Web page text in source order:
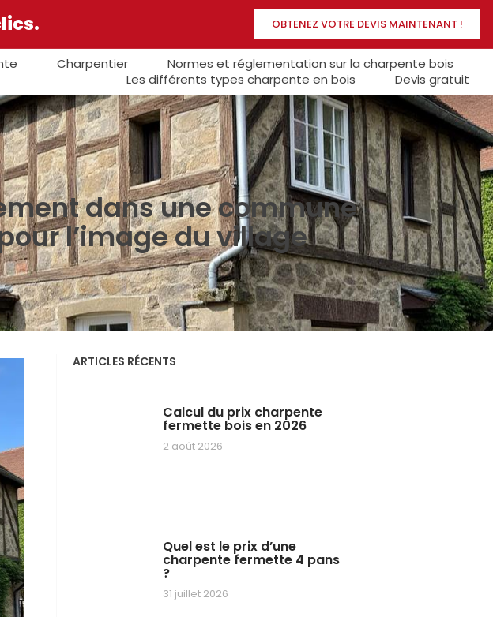
OBTENEZ VOTRE DEVIS MAINTENANT !
Charpentier
Normes et réglementation sur la charpente bois
Les différents types charpente en bois
Devis gratuit
dans une commune
l’image du village
ARTICLES RÉCENTS
Calcul du prix charpente
fermette bois en 2026
2 août 2026
Quel est le prix d’une
charpente fermette 4 pans
?
31 juillet 2026